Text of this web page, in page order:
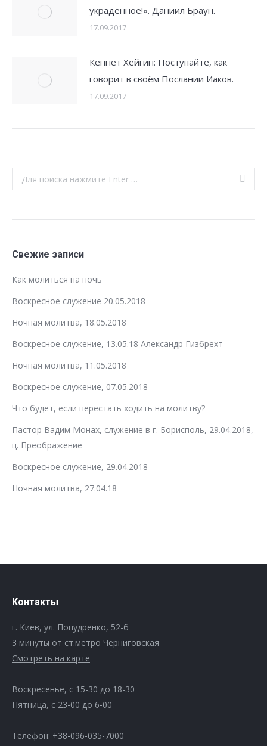
украденное!». Даниил Браун.
17.09.2017
Кеннет Хейгин: Поступайте, как
говорит в своём Послании Иаков.
17.09.2017
Search:
Свежие записи
Как молиться на ночь
Воскресное служение 20.05.2018
Ночная молитва, 18.05.2018
Воскресное служение, 13.05.18 Александр Гизбрехт
Ночная молитва, 11.05.2018
Воскресное служение, 07.05.2018
Что будет, если перестать ходить на молитву?
Пастор Вадим Монах, служение в г. Борисполь, 29.04.2018,
ц. Преображение
Воскресное служение, 29.04.2018
Ночная молитва, 27.04.18
Контакты
г. Киев, ул. Попудренко, 52-б
3 минуты от ст.метро Черниговская
Смотреть на карте
Воскресенье, с 15-30 до 18-30
Пятница, с 23-00 до 6-00
Телефон: +38-096-035-7000